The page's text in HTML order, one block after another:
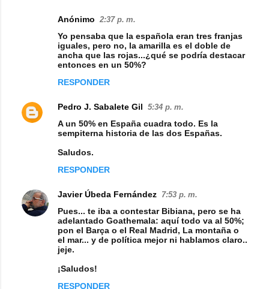
o
Anónimo 2:37 p. m.
Yo pensaba que la española eran tres franjas
iguales, pero no, la amarilla es el doble de
ancha que las rojas...¿qué se podría destacar
entonces en un 50%?
RESPONDER
Pedro J. Sabalete Gil 5:34 p. m.
A un 50% en España cuadra todo. Es la
sempiterna historia de las dos Españas.
Saludos.
RESPONDER
Javier Úbeda Fernández 7:53 p. m.
Pues... te iba a contestar Bibiana, pero se ha
adelantado Goathemala: aquí todo va al 50%;
pon el Barça o el Real Madrid, La montaña o
el mar... y de política mejor ni hablamos claro..
jeje.
¡Saludos!
RESPONDER